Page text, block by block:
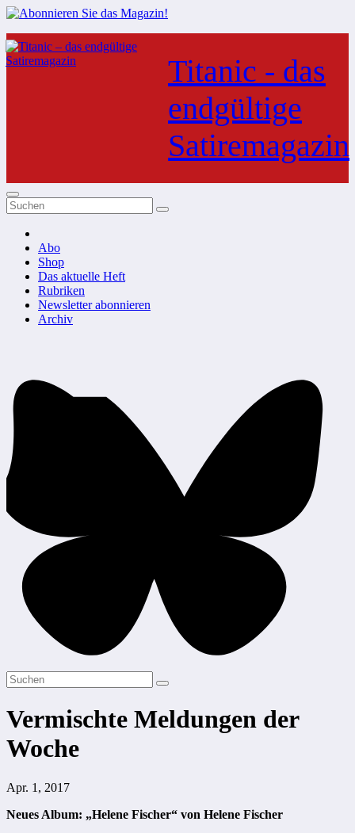
Zum
Inhalt
springen
Titanic - das
endgültige
Satiremagazin
Abo
Shop
Das aktuelle Heft
Rubriken
Newsletter abonnieren
Archiv
Vermischte Meldungen der
Woche
Apr. 1, 2017
Neues Album: „Helene Fischer“ von Helene Fischer